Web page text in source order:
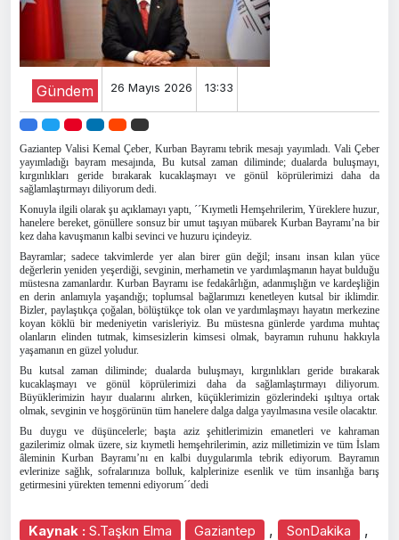
Gündem 26 Mayıs 2026 13:33
Gaziantep Valisi Kemal Çeber, Kurban Bayramı tebrik mesajı yayımladı. Vali Çeber
yayımladığı bayram mesajında, Bu kutsal zaman diliminde; dualarda buluşmayı,
kırgınlıkları geride bırakarak kucaklaşmayı ve gönül köprülerimizi daha da
sağlamlaştırmayı diliyorum dedi.
Konuyla ilgili olarak şu açıklamayı yaptı, ´´Kıymetli Hemşehrilerim Yüreklere huzur,
hanelere bereket, gönüllere sonsuz bir umut taşıyan mübarek Kurban Bayramı’na bir
kez daha kavuşmanın kalbi sevinci ve huzuru içindeyiz.
Bayramlar; sadece takvimlerde yer alan birer gün değil; insanı insan kılan yüce
değerlerin yeniden yeşerdiği, sevginin, merhametin ve yardımlaşmanın hayat bulduğu
müstesna zamanlardır. Kurban Bayramı ise fedakârlığın, adanmışlığın ve kardeşliğin
en derin anlamıyla yaşandığı; toplumsal bağlarımızı kenetleyen kutsal bir iklimdir.
Bizler, paylaştıkça çoğalan, bölüştükçe tok olan ve yardımlaşmayı hayatın merkezine
koyan köklü bir medeniyetin varisleriyiz. Bu müstesna günlerde yardıma muhtaç
olanların elinden tutmak, kimsesizlerin kimsesi olmak, bayramın ruhunu hakkıyla
yaşamanın en güzel yoludur.
Bu kutsal zaman diliminde; dualarda buluşmayı, kırgınlıkları geride bırakarak
kucaklaşmayı ve gönül köprülerimizi daha da sağlamlaştırmayı diliyorum.
Büyüklerimizin hayır dualarını alırken, küçüklerimizin gözlerindeki ışıltıya ortak
olmak, sevginin ve hoşgörünün tüm hanelere dalga dalga yayılmasına vesile olacaktır.
Bu duygu ve düşüncelerle; başta aziz şehitlerimizin emanetleri ve kahraman
gazilerimiz olmak üzere, siz kıymetli hemşehrilerimin , aziz milletimizin ve tüm İslam
âleminin Kurban Bayramı’nı en kalbi duygularımla tebrik ediyorum. Bayramın
evlerinize sağlık, sofralarınıza bolluk, kalplerinize esenlik ve tüm insanlığa barış
getirmesini yürekten temenni ediyorum´´dedi
Kaynak : S.Taşkın Elma Gaziantep , SonDakika ,